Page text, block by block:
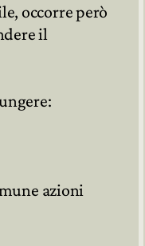
occorre però
il
azioni